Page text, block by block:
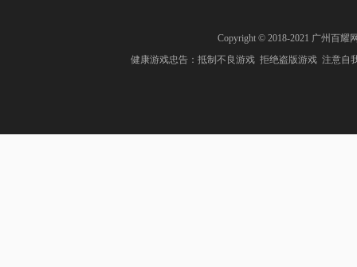
Copyright © 2018-2021 广州百耀
健康游戏忠告：抵制不良游戏 拒绝盗版游戏 注意